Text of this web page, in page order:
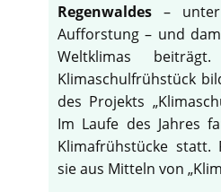
Regenwaldes –
Aufforstung – und
Weltklimas
Klimaschulfrühstück
des Projekts
Im Laufe des Jahres
Klimafrühstücke statt.
sie aus Mitteln von